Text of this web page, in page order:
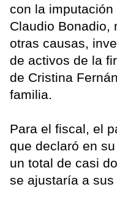
con la
Claudio Bonadio,
otras causas,
de activos de la
de Cristina
familia.
Para el fiscal, el
que declaró en
un total de casi
se ajustaría a sus